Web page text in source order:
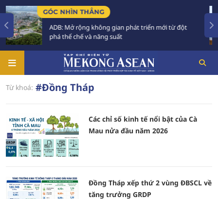
GÓC NHÌN THẲNG
ADB: Mở rộng không gian phát triển mới từ đột
phá thể chế và năng suất
Từ khoá: #Đồng Tháp
Các chỉ số kinh tế nổi bật của Cà
Mau nửa đầu năm 2026
Đồng Tháp xếp thứ 2 vùng ĐBSCL về
tăng trưởng GRDP